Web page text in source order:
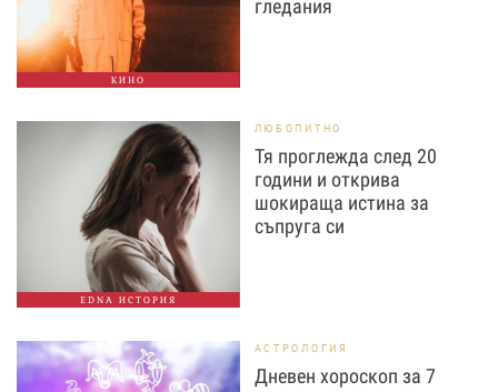
КИНО
гледания
EDNA ИСТОРИЯ
ЛЮБОПИТНО
Тя проглежда след 20
години и открива
шокираща истина за
съпруга си
АСТРОЛОГИЯ
Дневен хороскоп за 7